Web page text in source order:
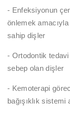
- Enfeksiyonun
önlemek
sahip dişler
- Ortodontik tedavi
sebep olan dişler
- Kemoterapi
bağışıklık